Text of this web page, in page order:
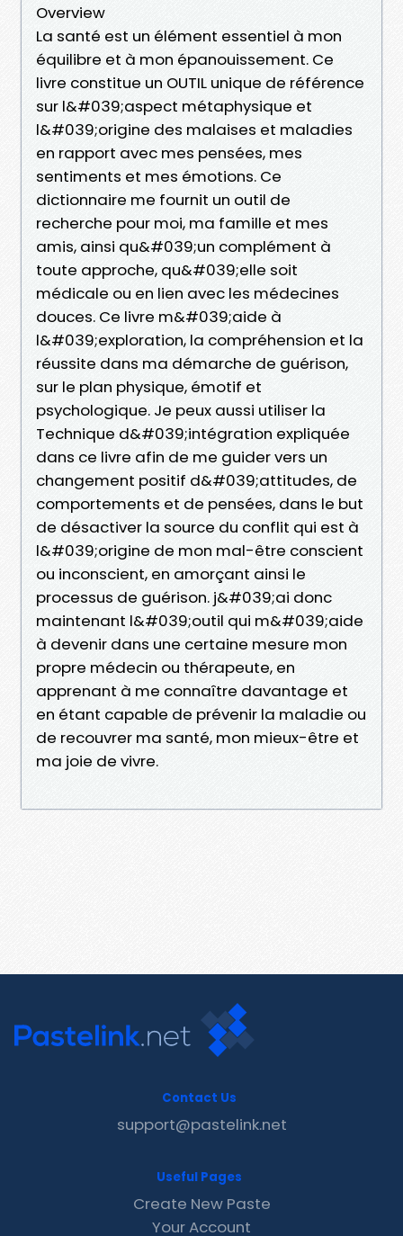
Overview
La santé est un élément essentiel à mon
équilibre et à mon épanouissement. Ce
livre constitue un OUTIL unique de référence
sur l&#039;aspect métaphysique et
l&#039;origine des malaises et maladies
en rapport avec mes pensées, mes
sentiments et mes émotions. Ce
dictionnaire me fournit un outil de
recherche pour moi, ma famille et mes
amis, ainsi qu&#039;un complément à
toute approche, qu&#039;elle soit
médicale ou en lien avec les médecines
douces. Ce livre m&#039;aide à
l&#039;exploration, la compréhension et la
réussite dans ma démarche de guérison,
sur le plan physique, émotif et
psychologique. Je peux aussi utiliser la
Technique d&#039;intégration expliquée
dans ce livre afin de me guider vers un
changement positif d&#039;attitudes, de
comportements et de pensées, dans le but
de désactiver la source du conflit qui est à
l&#039;origine de mon mal-être conscient
ou inconscient, en amorçant ainsi le
processus de guérison. j&#039;ai donc
maintenant l&#039;outil qui m&#039;aide
à devenir dans une certaine mesure mon
propre médecin ou thérapeute, en
apprenant à me connaître davantage et
en étant capable de prévenir la maladie ou
de recouvrer ma santé, mon mieux-être et
ma joie de vivre.
Contact Us
support@pastelink.net
Useful Pages
Create New Paste
Your Account